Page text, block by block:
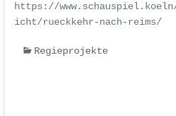
https://
icht/rueckkehr-nach-reims/
Regieprojekte